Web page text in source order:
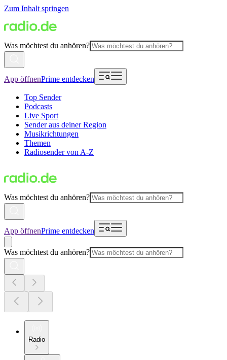
Zum Inhalt springen
Was möchtest du anhören?
App öffnenPrime entdecken
Top Sender
Podcasts
Live Sport
Sender aus deiner Region
Musikrichtungen
Themen
Radiosender von A-Z
Was möchtest du anhören?
App öffnenPrime entdecken
Was möchtest du anhören?
Radio